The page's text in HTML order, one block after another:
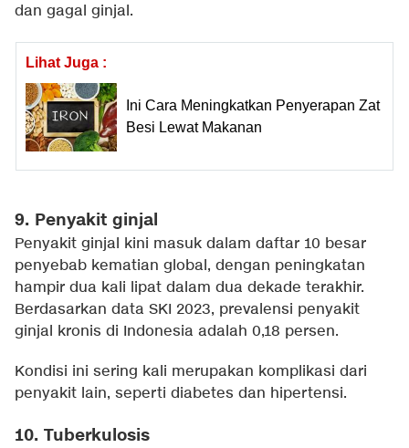
dan gagal ginjal.
Lihat Juga :
Ini Cara Meningkatkan Penyerapan Zat
Besi Lewat Makanan
9. Penyakit ginjal
Penyakit ginjal kini masuk dalam daftar 10 besar
penyebab kematian global, dengan peningkatan
hampir dua kali lipat dalam dua dekade terakhir.
Berdasarkan data SKI 2023, prevalensi penyakit
ginjal kronis di Indonesia adalah 0,18 persen.
Kondisi ini sering kali merupakan komplikasi dari
penyakit lain, seperti diabetes dan hipertensi.
10. Tuberkulosis